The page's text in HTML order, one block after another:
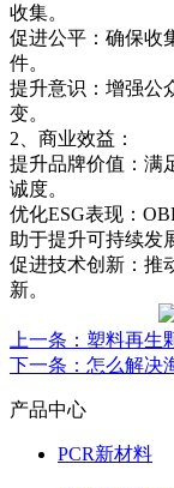
收集。
促进公平：确保收
件。
提升意识：增强公
变。
2、商业效益：
提升品牌价值：满
诚度。
优化ESG表现：
助于提升可持续发
促进技术创新：推
新。
上一条 ：塑料再
下一条 ：怎么解
产品中心
PCR新材料